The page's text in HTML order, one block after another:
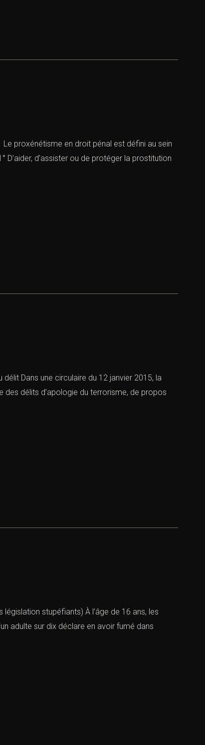
en droit pénal est défini au sein
d’assister ou de protéger la prostitution
Dans une circulaire du 12 janvier 2015, la
des délits d’apologie du terrorisme, de propos
stupéfiants) À l’âge de 16 ans, les
adulte sur dix déclare en avoir fumé dans